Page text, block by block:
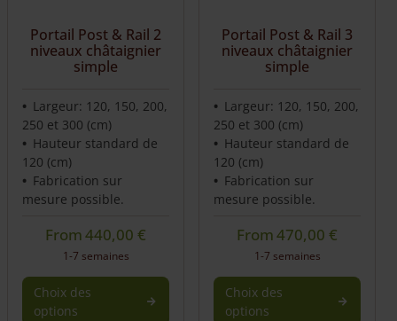
Portail Post & Rail 2
niveaux châtaignier
simple
Largeur: 120, 150, 200,
250 et 300 (cm)
Hauteur standard de
120 (cm)
Fabrication sur
mesure possible.
From440,00€
1-7 semaines
Choix des
options
Portail Post & Rail 3
niveaux châtaignier
simple
Largeur: 120, 150, 200,
250 et 300 (cm)
Hauteur standard de
120 (cm)
Fabrication sur
mesure possible.
From470,00€
1-7 semaines
Choix des
options